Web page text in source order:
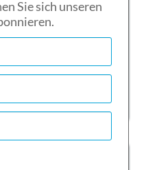
Das bedeutet
und Unterstützung
Qualität
Sie sich unseren